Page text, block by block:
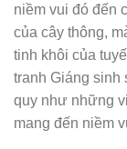
niềm vui đó đến
của cây thông,
tinh khôi của
tranh Giáng sinh
quy như những
mang đến niềm